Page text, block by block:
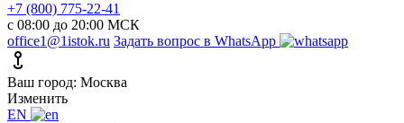
+7 (800) 775-22-41
с 08:00 до 20:00 МСК
office1@1istok.ru Задать вопрос в WhatsApp
Ваш город: Москва
Изменить
EN